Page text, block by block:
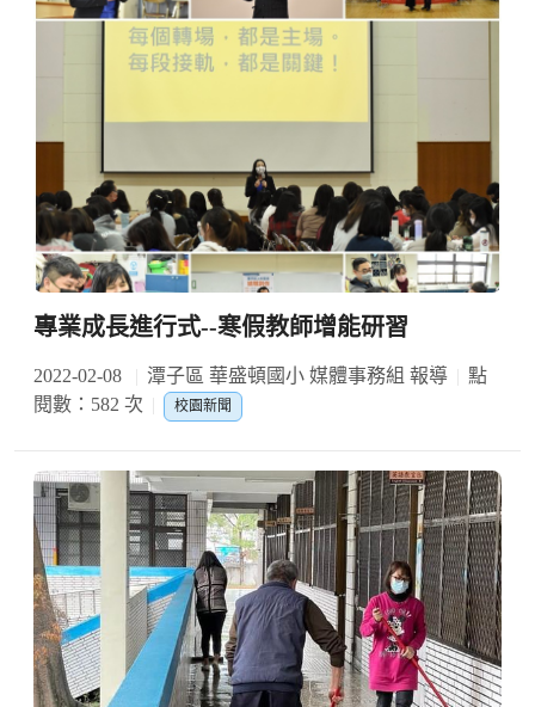
專業成長進行式--寒假教師增能研習
2022-02-08 潭子區 華盛頓國小 媒體事務組 報導
點
閱數：582 次
校園新聞